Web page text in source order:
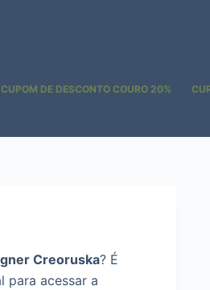
CUPOM DE DESCONTO COURO 20%
Creoruska? É
para acessar a